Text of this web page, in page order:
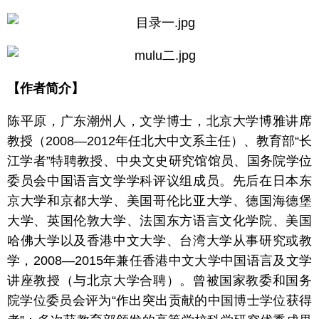
【作者简介】
陈平原，广东潮州人，文学博士，北京大学博雅讲席
教授（2008—2012年任北大中文系主任）、教育部“长
江学者”特聘教授、中央文史研究馆馆员、国务院学位
委员会中国语言文学学科评议组成员。先后在日本东
京大学和京都大学、美国哥伦比亚大学、德国海德堡
大学、英国伦敦大学、法国东方语言文化学院、美国
哈佛大学以及香港中文大学、台湾大学从事研究或教
学，2008—2015年兼任香港中文大学中国语言及文学
讲座教授（与北京大学合聘）。曾被国家教委和国务
院学位委员会评为“作出突出贡献的中国博士学位获得